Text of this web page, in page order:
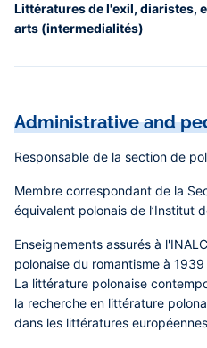
Littératures de l'exil, diaristes,
arts (intermedialités)
Administrative and
Responsable de la section de
Membre correspondant de la
équivalent polonais de l’Institut
Enseignements assurés à
polonaise du romantisme à
La littérature polonaise
la recherche en littérature
dans les littératures